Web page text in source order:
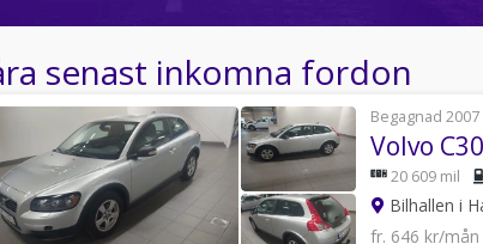
senast inkomna fordon
Begagnad 2007
20 609 mil
Bilhallen i
fr. 646 kr/mån